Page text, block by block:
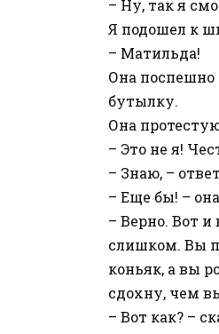
– Ну, так я
Я подошел к
– Матильда!
Она поспешно
бутылку.
Она
– Это не я!
– Знаю, –
– Еще бы! –
– Верно. Вот
слишком. Вы
коньяк, а вы
сдохну, чем
– Вот как? –